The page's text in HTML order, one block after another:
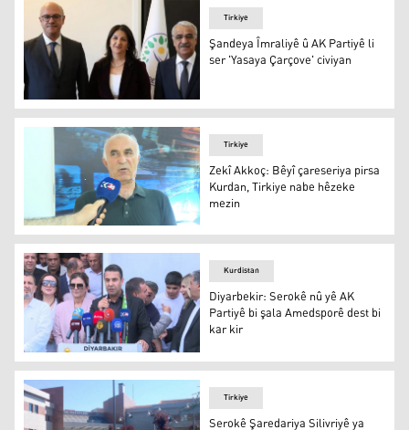
Şandeya Îmraliyê û AK Partiyê li ser 'Yasaya Çarçove'
Tirkiye
Şandeya Îmraliyê û AK Partiyê li
ser 'Yasaya Çarçove' civiyan
Zekî Akkoç / Erşîv
Tirkiye
Zekî Akkoç: Bêyî çareseriya pirsa
Kurdan, Tirkiye nabe hêzeke
mezin
Hamît Sumer
Kurdistan
Diyarbekir: Serokê nû yê AK
Partiyê bi şala Amedsporê dest bi
kar kir
Tirkiye
Serokê Şaredariya Silivriyê ya